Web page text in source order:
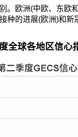
。欧洲(中欧、东欧
种的进展(欧洲)和新
全球各地区信心